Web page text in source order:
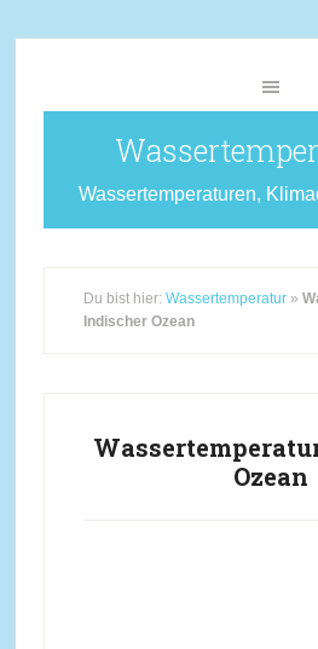
Wassertemperaturen,
Du bist hier: Wassertemperatur»
Indischer Ozean
Ozean